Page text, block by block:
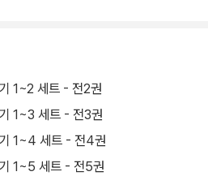
1~2 세트 - 전2권
1~3 세트 - 전3권
1~4 세트 - 전4권
1~5 세트 - 전5권